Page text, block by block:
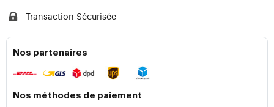
Transaction Sécurisée
Nos partenaires
Nos méthodes de paiement